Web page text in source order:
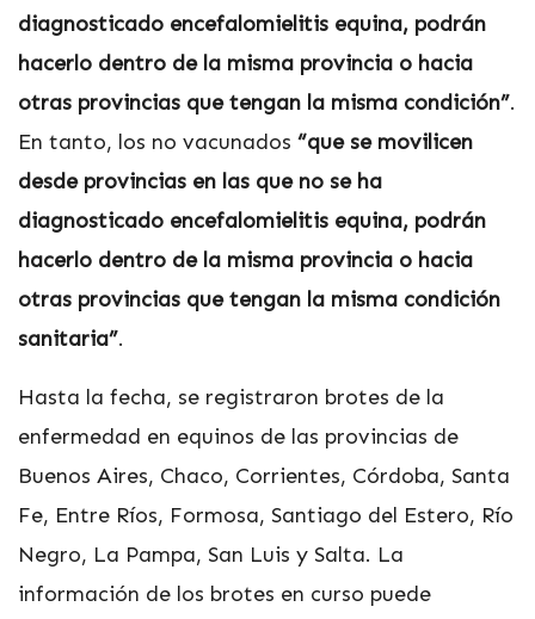
diagnosticado encefalomielitis equina, podrán
hacerlo dentro de la misma provincia o hacia
otras provincias que tengan la misma condición”.
En tanto, los no vacunados “que se movilicen
desde provincias en las que no se ha
diagnosticado encefalomielitis equina, podrán
hacerlo dentro de la misma provincia o hacia
otras provincias que tengan la misma condición
sanitaria”.
Hasta la fecha, se registraron brotes de la
enfermedad en equinos de las provincias de
Buenos Aires, Chaco, Corrientes, Córdoba, Santa
Fe, Entre Ríos, Formosa, Santiago del Estero, Río
Negro, La Pampa, San Luis y Salta. La
información de los brotes en curso puede